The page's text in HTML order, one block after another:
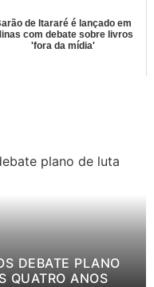
de Itararé é lançado em
com debate sobre livros
'fora da mídia'
DEBATE PLANO
QUATRO ANOS